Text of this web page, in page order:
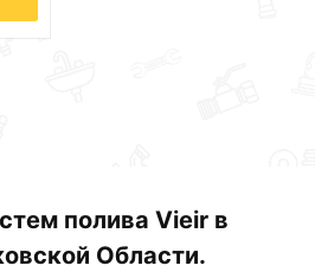
полива Vieir в
Области.